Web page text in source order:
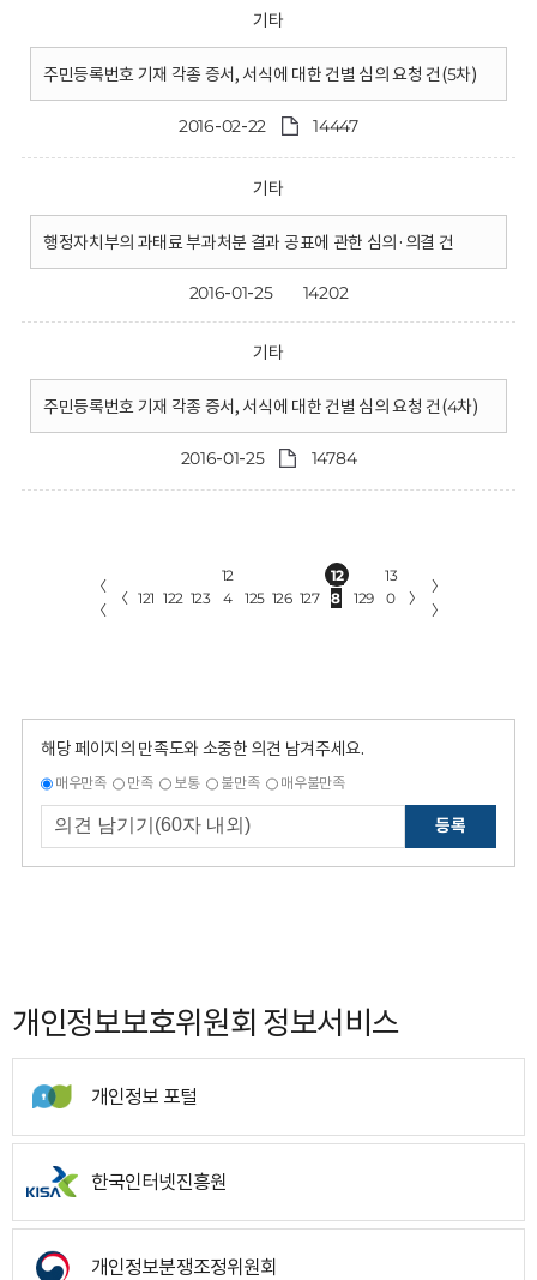
기타
주민등록번호 기재 각종 증서, 서식에 대한 건별 심의 요청 건(5차)
2016-02-22 14447
기타
행정자치부의 과태료 부과처분 결과 공표에 관한 심의·의결 건
2016-01-25 14202
기타
주민등록번호 기재 각종 증서, 서식에 대한 건별 심의 요청 건(4차)
2016-01-25 14784
〈
〈
〈 121 122 123
12
4
125 126 127
12
8
129
13
0
〉
〉
〉
해당 페이지의 만족도와 소중한 의견 남겨주세요.
매우만족 만족 보통 불만족 매우불만족
등록
개인정보보호위원회 정보서비스
개인정보 포털
한국인터넷진흥원
개인정보분쟁조정위원회